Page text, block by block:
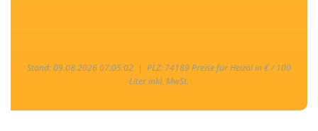
Stand: 09.08.2026 07:05:02 | PLZ: 74189 Preise für Heizöl in € / 100
Liter inkl. MwSt.